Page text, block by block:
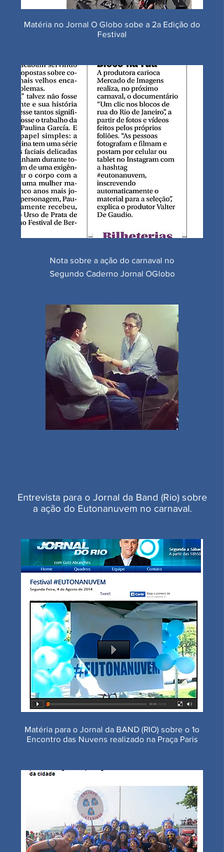
Matéria no Jornal O Globo sobe a 2a Edição do
Festival
Nota sobre a ação do carnaval no
Segundo Caderno Jornal OGlobo
Entrevista para o Jornal da Band (Rio) sobre
a ação do Eutonanuvem no carnaval.
Matéria para o Jornal da BAND (RIO) sobre o 1o
Encontro das Nuvens realizado na Praça Paris